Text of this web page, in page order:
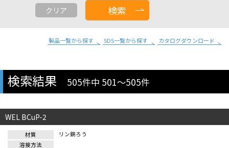
製品一覧から探す SDS一覧から探す カタログダウンロード
検索結果 505件中 501～505件
WEL BCuP-2
リン銅ろう